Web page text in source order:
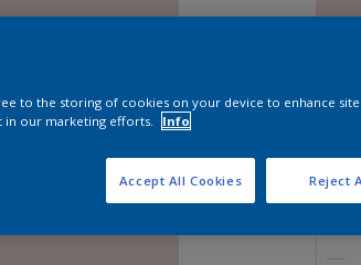
to the storing of cookies on your device to enhance site
in our marketing efforts.
Info
Reject
Accept All Cookies